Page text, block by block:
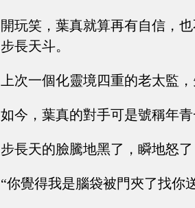
開玩笑，葉真就算再有自信，
長天斗。
上次一個化靈境四重的老太監
如今，葉真的對手可是號稱年
步長天的臉騰地黑了，瞬地怒
“你覺得我是腦袋被門夾了找你